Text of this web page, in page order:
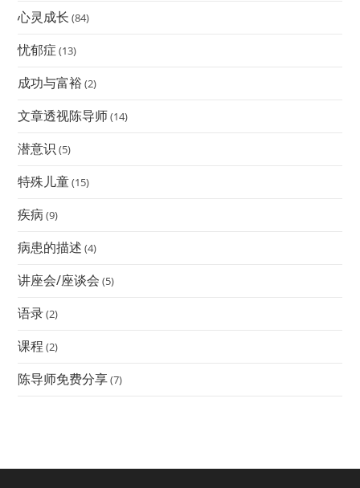
心灵成长 (84)
忧郁症 (13)
成功与富裕(2)
文章透视陈导师(14)
潜意识 (5)
特殊儿童(15)
疾病 (9)
病患的描述 (4)
讲座会/座谈会 (5)
语录(2)
课程 (2)
陈导师免费分享(7)